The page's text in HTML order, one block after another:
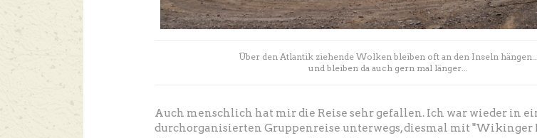
Über den Atlantik ziehende Wolken bleiben oft an den Inseln hängen...
und bleiben da auch gern mal länger...
Auch menschlich hat mir die Reise sehr gefallen. Ich war wieder in
durchorganisierten Gruppenreise unterwegs, diesmal mit "Wikinger